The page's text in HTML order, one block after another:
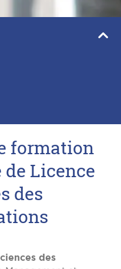
formation
de Licence
des
des